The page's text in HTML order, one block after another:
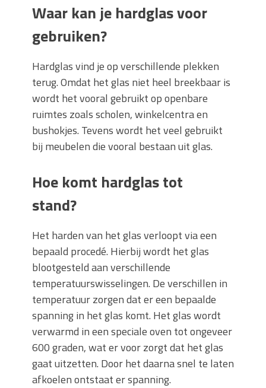
Waar kan je hardglas voor
gebruiken?
Hardglas vind je op verschillende plekken
terug. Omdat het glas niet heel breekbaar is
wordt het vooral gebruikt op openbare
ruimtes zoals scholen, winkelcentra en
bushokjes. Tevens wordt het veel gebruikt
bij meubelen die vooral bestaan uit glas.
Hoe komt hardglas tot
stand?
Het harden van het glas verloopt via een
bepaald procedé. Hierbij wordt het glas
blootgesteld aan verschillende
temperatuurswisselingen. De verschillen in
temperatuur zorgen dat er een bepaalde
spanning in het glas komt. Het glas wordt
verwarmd in een speciale oven tot ongeveer
600 graden, wat er voor zorgt dat het glas
gaat uitzetten. Door het daarna snel te laten
afkoelen ontstaat er spanning.